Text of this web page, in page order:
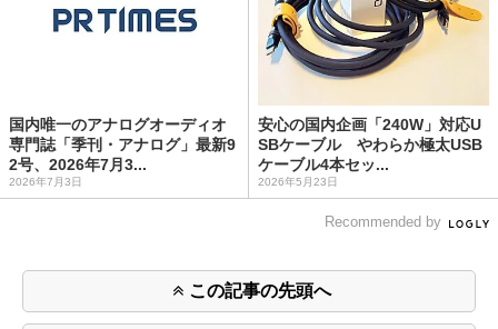
国内唯一のアナログオーディオ
専門誌「季刊・アナログ」最新9
2号、2026年7月3...
2026年7月3日
安心の国内企画「240W」対応U
SBケーブル やわらか極太USB
ケーブル4本セッ...
2026年5月23日
Recommended by
この記事の先頭へ